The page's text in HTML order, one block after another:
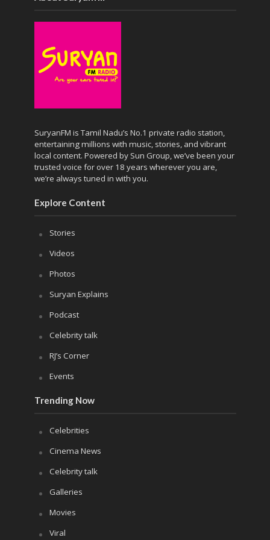
SuryanFM is Tamil Nadu’s No.1 private radio station,
entertaining millions with music, stories, and vibrant
local content. Powered by Sun Group, we’ve been your
trusted voice for over 18 years wherever you are,
we’re always tuned in with you.
Explore Content
Stories
Videos
Photos
Suryan Explains
Podcast
Celebrity talk
RJ’s Corner
Events
Trending Now
Celebrities
Cinema News
Celebrity talk
Galleries
Movies
Viral